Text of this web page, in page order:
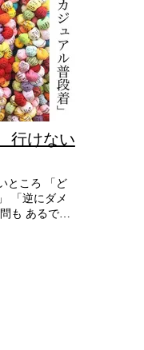
ザイン、な
ぶと楽しいで
ディネートの
しゃれな着
だわってみて
この春は タ
ませんか☺️
行けない
ところ 「ど
「逆にダメ
も あるでし
けるぅぅ